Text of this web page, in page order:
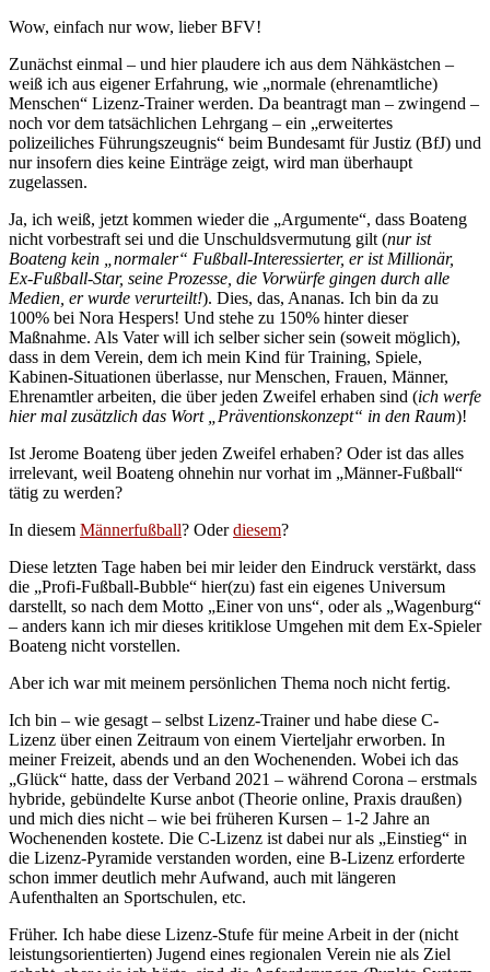
Wow, einfach nur wow, lieber BFV!
Zunächst einmal – und hier plaudere ich aus dem Nähkästchen –
weiß ich aus eigener Erfahrung, wie „normale (ehrenamtliche)
Menschen“ Lizenz-Trainer werden. Da beantragt man – zwingend –
noch vor dem tatsächlichen Lehrgang – ein „erweitertes
polizeiliches Führungszeugnis“ beim Bundesamt für Justiz (BfJ) und
nur insofern dies keine Einträge zeigt, wird man überhaupt
zugelassen.
Ja, ich weiß, jetzt kommen wieder die „Argumente“, dass Boateng
nicht vorbestraft sei und die Unschuldsvermutung gilt (nur ist
Boateng kein „normaler“ Fußball-Interessierter, er ist Millionär,
Ex-Fußball-Star, seine Prozesse, die Vorwürfe gingen durch alle
Medien, er wurde verurteilt!). Dies, das, Ananas. Ich bin da zu
100% bei Nora Hespers! Und stehe zu 150% hinter dieser
Maßnahme. Als Vater will ich selber sicher sein (soweit möglich),
dass in dem Verein, dem ich mein Kind für Training, Spiele,
Kabinen-Situationen überlasse, nur Menschen, Frauen, Männer,
Ehrenamtler arbeiten, die über jeden Zweifel erhaben sind (ich werfe
hier mal zusätzlich das Wort „Präventionskonzept“ in den Raum)!
Ist Jerome Boateng über jeden Zweifel erhaben? Oder ist das alles
irrelevant, weil Boateng ohnehin nur vorhat im „Männer-Fußball“
tätig zu werden?
In diesem Männerfußball? Oderdiesem?
Diese letzten Tage haben bei mir leider den Eindruck verstärkt, dass
die „Profi-Fußball-Bubble“ hier(zu) fast ein eigenes Universum
darstellt, so nach dem Motto „Einer von uns“, oder als „Wagenburg“
– anders kann ich mir dieses kritiklose Umgehen mit dem Ex-Spieler
Boateng nicht vorstellen.
Aber ich war mit meinem persönlichen Thema noch nicht fertig.
Ich bin – wie gesagt – selbst Lizenz-Trainer und habe diese C-
Lizenz über einen Zeitraum von einem Vierteljahr erworben. In
meiner Freizeit, abends und an den Wochenenden. Wobei ich das
„Glück“ hatte, dass der Verband 2021 – während Corona – erstmals
hybride, gebündelte Kurse anbot (Theorie online, Praxis draußen)
und mich dies nicht – wie bei früheren Kursen – 1-2 Jahre an
Wochenenden kostete. Die C-Lizenz ist dabei nur als „Einstieg“ in
die Lizenz-Pyramide verstanden worden, eine B-Lizenz erforderte
schon immer deutlich mehr Aufwand, auch mit längeren
Aufenthalten an Sportschulen, etc.
Früher. Ich habe diese Lizenz-Stufe für meine Arbeit in der (nicht
leistungsorientierten) Jugend eines regionalen Verein nie als Ziel